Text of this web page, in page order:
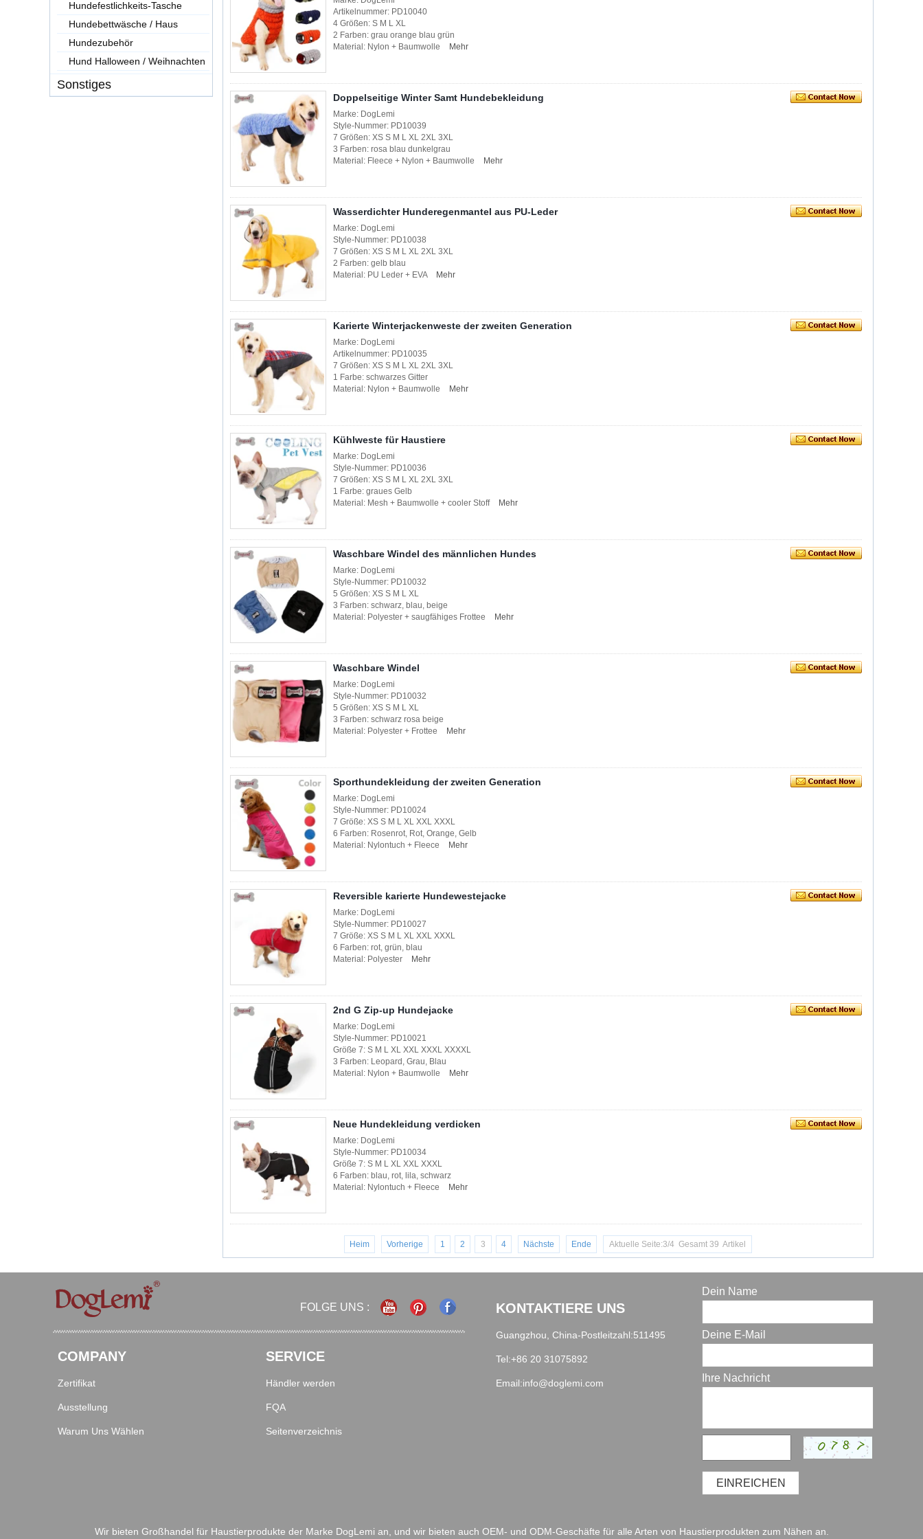
Hundefestlichkeits-Tasche
Hundebettwäsche / Haus
Hundezubehör
Hund Halloween / Weihnachten
Sonstiges
Artikelnummer: PD10040
4 Größen: S M L XL
2 Farben: grau orange blau grün
Material: Nylon + Baumwolle
Mehr
Doppelseitige Winter Samt Hundebekleidung
Marke: DogLemi
Style-Nummer: PD10039
7 Größen: XS S M L XL 2XL 3XL
3 Farben: rosa blau dunkelgrau
Material: Fleece + Nylon + Baumwolle
Mehr
Wasserdichter Hunderegenmantel aus PU-Leder
Marke: DogLemi
Style-Nummer: PD10038
7 Größen: XS S M L XL 2XL 3XL
2 Farben: gelb blau
Material: PU Leder + EVA
Mehr
Karierte Winterjackenweste der zweiten Generation
Marke: DogLemi
Artikelnummer: PD10035
7 Größen: XS S M L XL 2XL 3XL
1 Farbe: schwarzes Gitter
Material: Nylon + Baumwolle
Mehr
Kühlweste für Haustiere
Marke: DogLemi
Style-Nummer: PD10036
7 Größen: XS S M L XL 2XL 3XL
1 Farbe: graues Gelb
Material: Mesh + Baumwolle + cooler Stoff
Mehr
Waschbare Windel des männlichen Hundes
Marke: DogLemi
Style-Nummer: PD10032
5 Größen: XS S M L XL
3 Farben: schwarz, blau, beige
Material: Polyester + saugfähiges Frottee
Mehr
Waschbare Windel
Marke: DogLemi
Style-Nummer: PD10032
5 Größen: XS S M L XL
3 Farben: schwarz rosa beige
Material: Polyester + Frottee
Mehr
Sporthundekleidung der zweiten Generation
Marke: DogLemi
Style-Nummer: PD10024
7 Größe: XS S M L XL XXL XXXL
6 Farben: Rosenrot, Rot, Orange, Gelb
Material: Nylontuch + Fleece
Mehr
Reversible karierte Hundewestejacke
Marke: DogLemi
Style-Nummer: PD10027
7 Größe: XS S M L XL XXL XXXL
6 Farben: rot, grün, blau
Material: Polyester
Mehr
2nd G Zip-up Hundejacke
Marke: DogLemi
Style-Nummer: PD10021
Größe 7: S M L XL XXL XXXL XXXXL
3 Farben: Leopard, Grau, Blau
Material: Nylon + Baumwolle
Mehr
Neue Hundekleidung verdicken
Marke: DogLemi
Style-Nummer: PD10034
Größe 7: S M L XL XXL XXXL
6 Farben: blau, rot, lila, schwarz
Material: Nylontuch + Fleece
Mehr
Heim Vorherige 1 2 3 4 Nächste Ende Aktuelle Seite:3/4 Gesamt 39 Artikel
FOLGE UNS :
COMPANY
Zertifikat
Ausstellung
Warum Uns Wählen
SERVICE
Händler werden
FQA
Seitenverzeichnis
KONTAKTIERE UNS
Guangzhou, China-Postleitzahl:511495
Tel:+86 20 31075892
Email:info@doglemi.com
Dein Name
Deine E-Mail
Ihre Nachricht
EINREICHEN
Wir bieten Großhandel für Haustierprodukte der Marke DogLemi an, und wir bieten auch OEM- und ODM-Geschäfte für alle Arten von Haustierprodukten zum Nähen an.